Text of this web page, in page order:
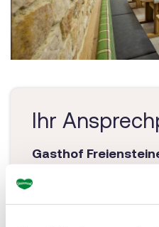
Ihr
Gasthof